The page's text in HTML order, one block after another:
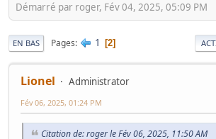
Démarré par roger, Fév 04, 2025, 05:09 PM
EN BAS Pages 1 2
Lionel
Administrator
Fév 06, 2025, 01:24 PM
Citation de: roger le Fév 06, 2025, 11:50 AM